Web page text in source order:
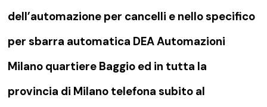
dell’automazione per cancelli e nello specifico
per sbarra automatica DEA Automazioni
Milano quartiere Baggio ed in tutta la
provincia di Milano telefona subito al